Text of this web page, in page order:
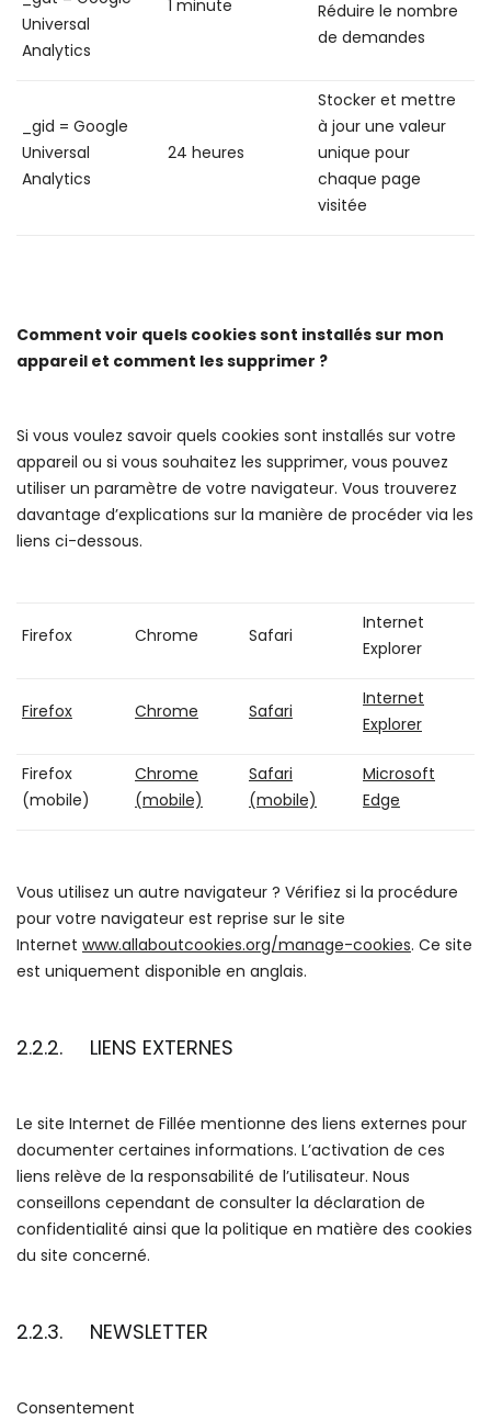
Universal
Analytics
1 minute
Réduire le nombre
de demandes
_gid = Google
Universal
Analytics
24 heures
Stocker et mettre
à jour une valeur
unique pour
chaque page
visitée
Comment voir quels cookies sont installés sur mon
appareil et comment les supprimer ?
Si vous voulez savoir quels cookies sont installés sur votre
appareil ou si vous souhaitez les supprimer, vous pouvez
utiliser un paramètre de votre navigateur. Vous trouverez
davantage d’explications sur la manière de procéder via les
liens ci-dessous.
Firefox Chrome Safari
Internet
Explorer
Firefox Chrome Safari
Internet
Explorer
Firefox
(mobile)
Chrome
(mobile)
Safari
(mobile)
Microsoft
Edge
Vous utilisez un autre navigateur ? Vérifiez si la procédure
pour votre navigateur est reprise sur le site
Internet www.allaboutcookies.org/manage-cookies. Ce site
est uniquement disponible en anglais.
2.2.2. LIENS EXTERNES
Le site Internet de Fillée mentionne des liens externes pour
documenter certaines informations. L’activation de ces
liens relève de la responsabilité de l’utilisateur. Nous
conseillons cependant de consulter la déclaration de
confidentialité ainsi que la politique en matière des cookies
du site concerné.
2.2.3. NEWSLETTER
Consentement